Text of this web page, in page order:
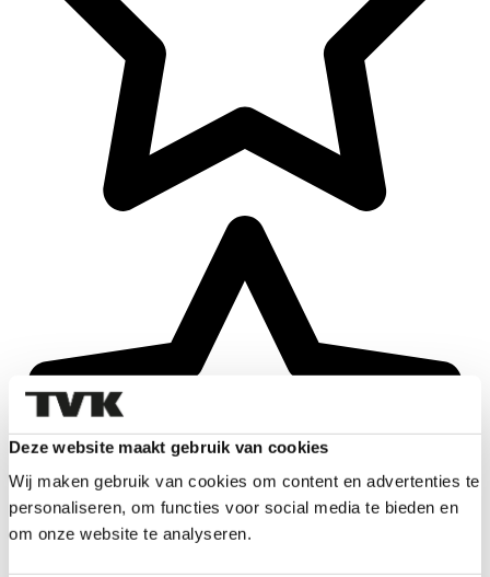
Deze website maakt gebruik van cookies
Wij maken gebruik van cookies om content en advertenties te
personaliseren, om functies voor social media te bieden en
om onze website te analyseren.